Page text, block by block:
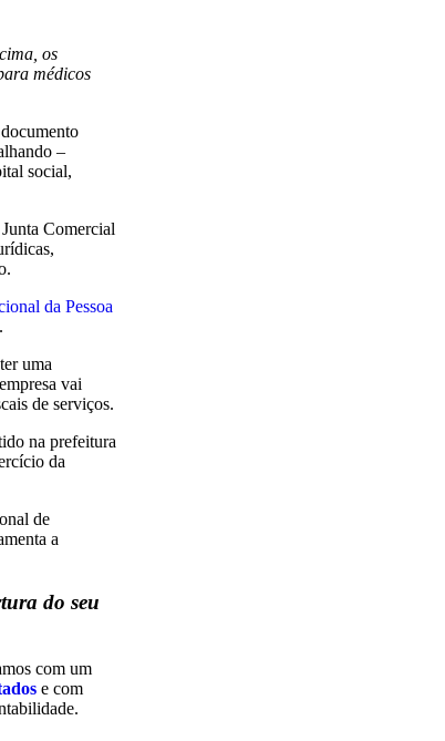
os
médicos
–
social,
Comercial
da Pessoa
uma
vai
de serviços.
na prefeitura
da
de
a
do seu
com um
e com